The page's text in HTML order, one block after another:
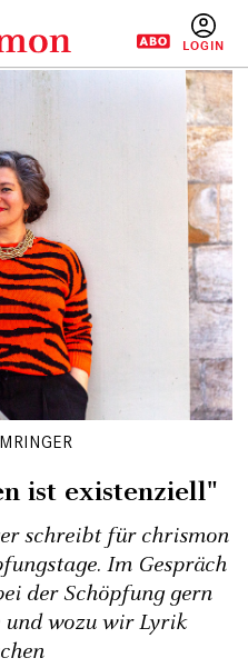
ist existenziell"
schreibt für chrismon
Im Gespräch
der Schöpfung gern
und wozu wir Lyrik